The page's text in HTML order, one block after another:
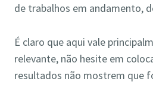
de trabalhos em andamento,
É claro que aqui vale
relevante, não hesite em
resultados não mostrem que